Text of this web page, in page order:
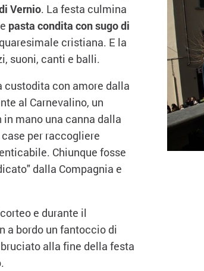
Vernio. La festa culmina
pasta condita con sugo di
cristiana. E la
suoni, canti e balli.
custodita con amore dalla
al Carnevalino, un
mano una canna dalla
per raccogliere
Chiunque fosse
dalla Compagnia e
e durante il
a bordo un fantoccio di
alla fine della festa